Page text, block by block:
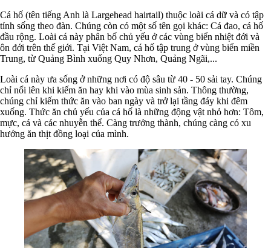
Cá hố (tên tiếng Anh là Largehead hairtail) thuộc loài cá dữ và có tập
tính sống theo đàn. Chúng còn có một số tên gọi khác: Cá đao, cá hố
đầu rộng. Loài cá này phân bố chủ yếu ở các vùng biển nhiệt đới và
ôn đới trên thế giới. Tại Việt Nam, cá hố tập trung ở vùng biển miền
Trung, từ Quảng Bình xuống Quy Nhơn, Quảng Ngãi,...
Loài cá này ưa sống ở những nơi có độ sâu từ 40 - 50 sải tay. Chúng
chỉ nổi lên khi kiếm ăn hay khi vào mùa sinh sản. Thông thường,
chúng chỉ kiếm thức ăn vào ban ngày và trở lại tầng đáy khi đêm
xuống. Thức ăn chủ yếu của cá hố là những động vật nhỏ hơn: Tôm,
mực, cá và các nhuyễn thể. Càng trưởng thành, chúng càng có xu
hướng ăn thịt đồng loại của mình.